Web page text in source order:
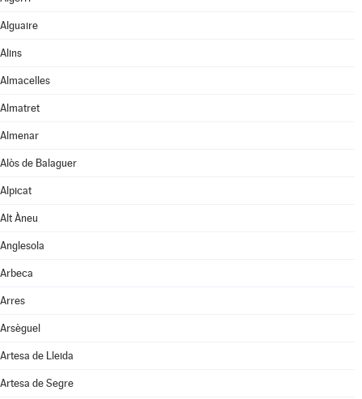
Alguaire
Alins
Almacelles
Almatret
Almenar
Alòs de Balaguer
Alpicat
Alt Àneu
Anglesola
Arbeca
Arres
Arsèguel
Artesa de Lleida
Artesa de Segre